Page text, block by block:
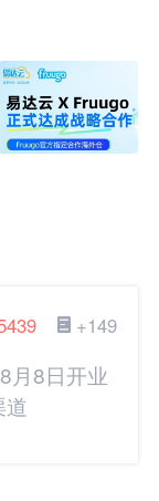
+149
月8日开业
道